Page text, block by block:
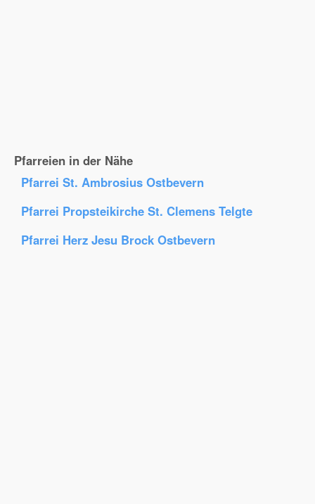
Pfarreien in der Nähe
Pfarrei St. Ambrosius Ostbevern
Pfarrei Propsteikirche St. Clemens Telgte
Pfarrei Herz Jesu Brock Ostbevern